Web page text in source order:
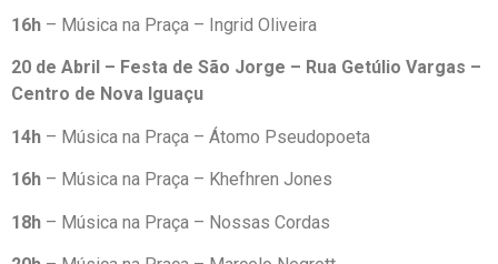
16h – Música na Praça – Ingrid Oliveira
20 de Abril – Festa de São Jorge – Rua Getúlio Vargas –
Centro de Nova Iguaçu
14h – Música na Praça – Átomo Pseudopoeta
16h – Música na Praça – Khefhren Jones
18h – Música na Praça – Nossas Cordas